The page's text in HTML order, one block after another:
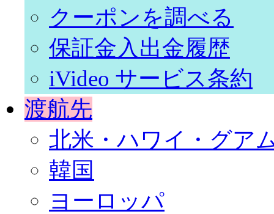
クーポンを調べる
保証金入出金履歴
iVideo サービス条約
渡航先
北米・ハワイ・グア
韓国
ヨーロッパ